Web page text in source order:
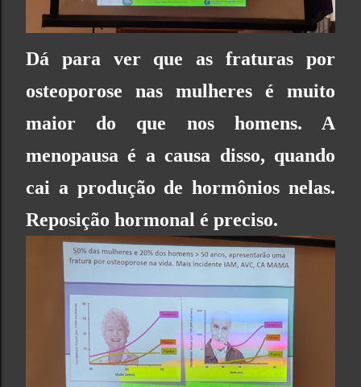
Dá para ver que as fraturas por
osteoporose nas mulheres é muito
maior do que nos homens. A
menopausa é a causa disso, quando
cai a produção de hormônios nelas.
Reposição hormonal é preciso.